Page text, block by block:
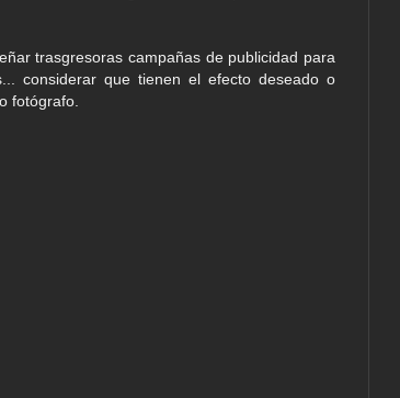
trasgresoras campañas de publicidad para
considerar que tienen el efecto deseado o
fotógrafo.